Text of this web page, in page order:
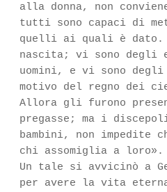
alla donna, non
tutti sono capaci di
quelli ai quali è dato.
nascita; vi sono
uomini, e vi sono
motivo del regno dei
Allora gli furono
pregasse; ma i
bambini, non impedite
chi assomiglia a
Un tale si avvicinò a
per avere la vita